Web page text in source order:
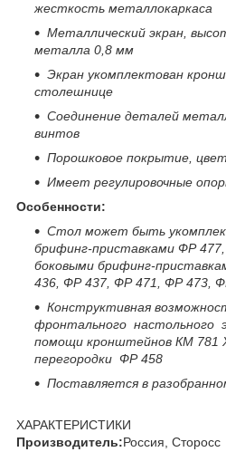
жесткость металлокаркаса
Металлический экран,
металла 0,8 мм
Экран укомплектован
столешнице
Соединение деталей
винтов
Порошковое покрытие,
Имеет регулировочные
Особенности:
Стол может быть
брифинг-приставками ФР
боковыми брифинг-
436, ФР 437, ФР 471, ФР 473,
Конструктивная
фронтального настольного
помощи кронштейнов КМ 781
перегородки ФР 458
Поставляется в
ХАРАКТЕРИСТИКИ
Производитель:Россия, Сторосс